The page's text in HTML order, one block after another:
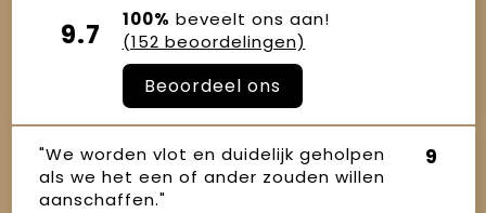
9.7 100% beveelt ons aan!
(152 beoordelingen)
Beoordeel ons
"We worden vlot en duidelijk geholpen
als we het een of ander zouden willen
aanschaffen."
9